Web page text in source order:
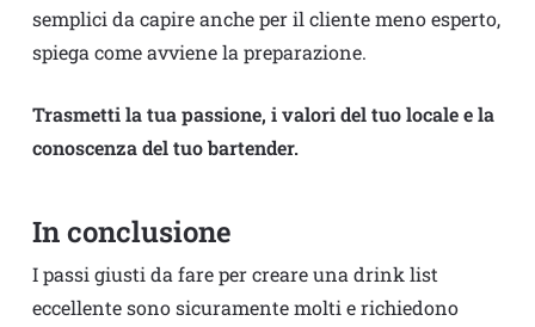
semplici da capire anche per il cliente meno esperto,
spiega come avviene la preparazione.
Trasmetti la tua passione, i valori del tuo locale e la
conoscenza del tuo bartender.
In conclusione
I passi giusti da fare per creare una drink list
eccellente sono sicuramente molti e richiedono